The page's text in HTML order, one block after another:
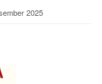
2025